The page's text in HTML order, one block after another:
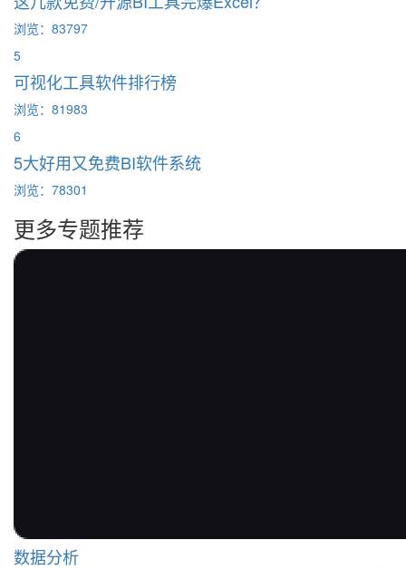
浏览：83797
5
可视化工具软件排行榜
浏览：81983
6
5大好用又免费BI软件系统
浏览：78301
更多专题推荐
数据分析